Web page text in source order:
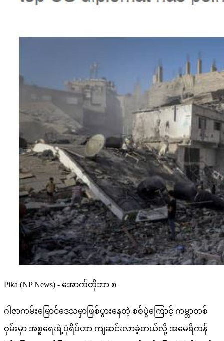
Pika (NP News) - အောက်တိုဘာ ၈
ဂါဇာကမ်းမြောင်ဒေသမှာဖြစ်ပွားနေတဲ့ စစ်ပွဲကြောင့် ကမ္ဘာတစ်
ဝှမ်းမှာ အစ္စရေးရဲ့ပုံရိပ်ဟာ ကျဆင်းလာခဲ့တယ်လို့ အမေရိကန်